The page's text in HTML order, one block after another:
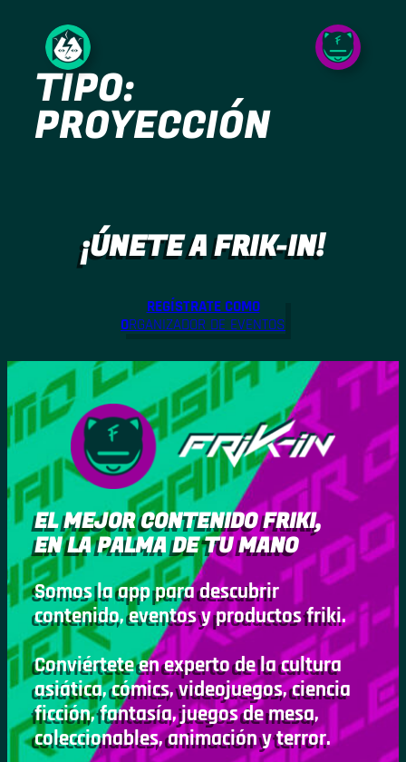
contenido
TIPO:
PROYECCIÓN
¡ÚNETE A FRIK-IN!
REGÍSTRATE COMO
ORGANIZADOR DE EVENTOS
EL MEJOR CONTENIDO FRIKI,
EN LA PALMA DE TU MANO
Somos la app para descubrir
contenido, eventos y productos friki.
Conviértete en experto de la cultura
asiática, cómics, videojuegos, ciencia
ficción, fantasía, juegos de mesa,
coleccionables, animación y terror.